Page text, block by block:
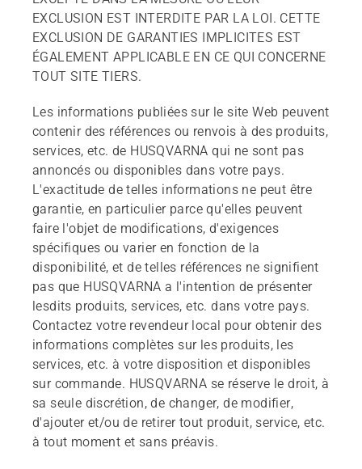
EXCLUSION EST INTERDITE PAR LA LOI. CETTE
EXCLUSION DE GARANTIES IMPLICITES EST
ÉGALEMENT APPLICABLE EN CE QUI CONCERNE
TOUT SITE TIERS.
Les informations publiées sur le site Web peuvent
contenir des références ou renvois à des produits,
services, etc. de HUSQVARNA qui ne sont pas
annoncés ou disponibles dans votre pays.
L'exactitude de telles informations ne peut être
garantie, en particulier parce qu'elles peuvent
faire l'objet de modifications, d'exigences
spécifiques ou varier en fonction de la
disponibilité, et de telles références ne signifient
pas que HUSQVARNA a l'intention de présenter
lesdits produits, services, etc. dans votre pays.
Contactez votre revendeur local pour obtenir des
informations complètes sur les produits, les
services, etc. à votre disposition et disponibles
sur commande. HUSQVARNA se réserve le droit, à
sa seule discrétion, de changer, de modifier,
d'ajouter et/ou de retirer tout produit, service, etc.
à tout moment et sans préavis.